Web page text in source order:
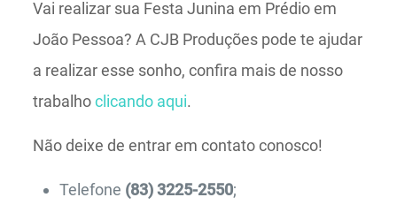
Vai realizar sua Festa Junina em Prédio em
João Pessoa? A CJB Produções pode te ajudar
a realizar esse sonho, confira mais de nosso
trabalhoclicando aqui.
Não deixe de entrar em contato conosco!
Telefone (83) 3225-2550;